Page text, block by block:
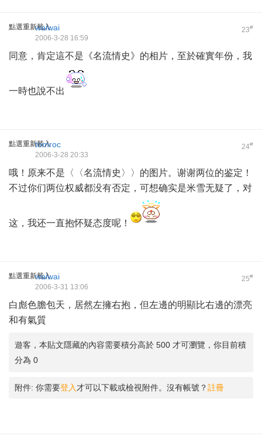
點選重新載入 23#
waiwai
2006-3-28 16:59
同意，肯定這不是《名流情史》的相片，至於確實年份，我
一時也說不出
點選重新載入 24#
tomroc
2006-3-28 20:33
哦！原来不是〈〈名流情史〉〉的图片。谢谢两位的鉴定！
不过你们两位权威都没有否定，可想确实是米雪无疑了，对
这，我还一直抱怀疑态度呢！
點選重新載入 25#
waiwai
2006-3-31 13:06
白彪色膽包天，居然左擁右抱，但左邊的明顯比右邊的漂亮
和有氣質
遊客，本貼文隱藏的內容需要積分高於 500 才可瀏覽，你目前積
分為 0
附件: 你需要登入 才可以下載或檢視附件。沒有帳號？註冊